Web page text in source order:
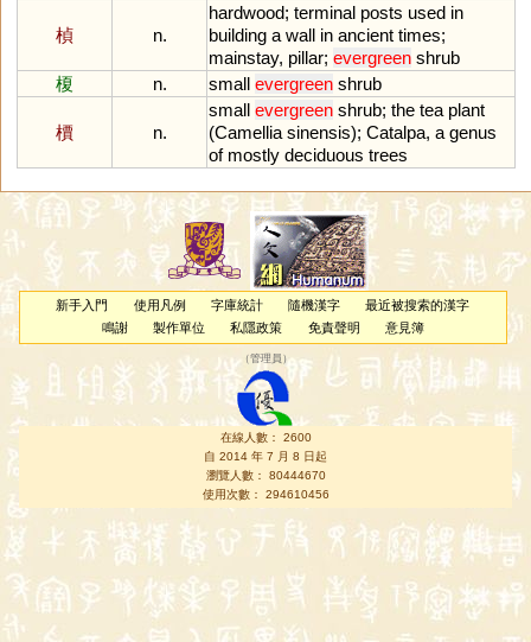
楨 n.
hardwood; terminal posts used in
building a wall in ancient times;
mainstay, pillar; evergreen shrub
榎
n. small evergreen shrub
檟 n.
small evergreen shrub; the tea plant
(Camellia sinensis); Catalpa, a genus
of mostly deciduous trees
新手入門 使用凡例 字庫統計 隨機漢字
最近被搜索的漢字
鳴謝
製作單位 私隱政策 免責聲明 意見簿
（管理員 ）
在線人數： 2600
自 2014 年 7 月 8 日起
瀏覽人數： 80444670
使用次數： 294610456